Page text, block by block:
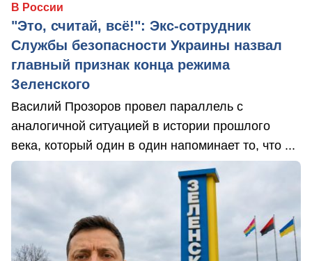
В России
"Это, считай, всё!": Экс-сотрудник
Службы безопасности Украины назвал
главный признак конца режима
Зеленского
Василий Прозоров провел параллель с
аналогичной ситуацией в истории прошлого
века, который один в один напоминает то, что ...